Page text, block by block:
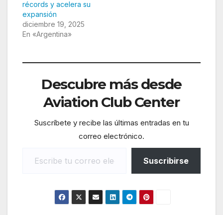
récords y acelera su
expansión
diciembre 19, 2025
En «Argentina»
Descubre más desde
Aviation Club Center
Suscríbete y recibe las últimas entradas en tu
correo electrónico.
Suscribirse